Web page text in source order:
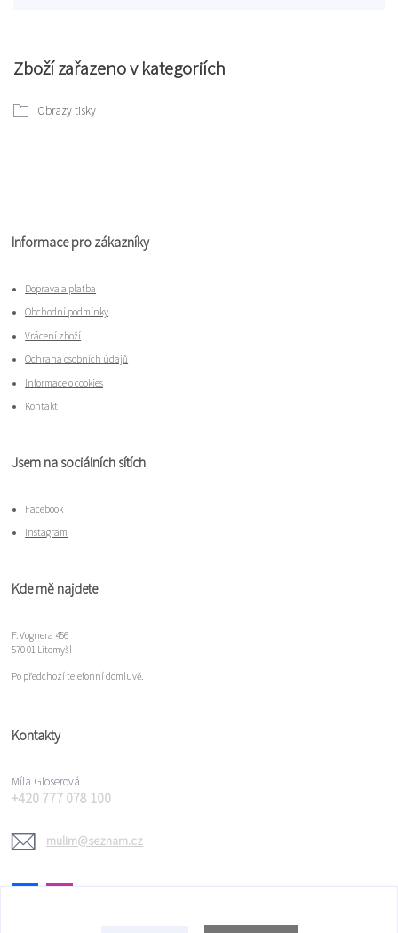
Zboží zařazeno v kategoriích
Obrazy tisky
Informace pro zákazníky
Doprava a platba
Obchodní podmínky
Vrácení zboží
Ochrana osobních údajů
Informace o cookies
Kontakt
Jsem na sociálních sítích
Facebook
Instagram
Kde mě najdete
F. Vognera 456
570 01 Litomyšl
Po předchozí telefonní domluvě.
Kontakty
Míla Gloserová
+420 777 078 100
mulim@seznam.cz